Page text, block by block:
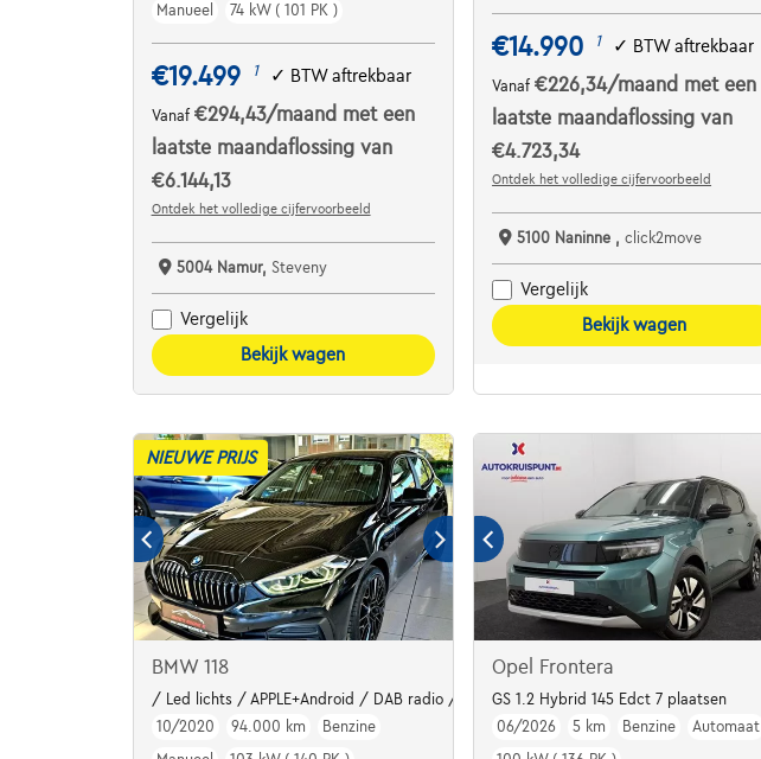
Manueel
74 kW ( 101 PK )
€19.499 1 ✓ BTW aftrekbaar
Vanaf €294,43/maand met een
laatste maandaflossing van
€6.144,13
Ontdek het volledige cijfervoorbeeld
5004 Namur, Steveny
Vergelijk
Bekijk wagen
€14.990 1 ✓ BTW aftrekbaar
Vanaf€226,34/maand met een
laatste maandaflossing van
€4.723,34
Ontdek het volledige cijfervoorbeeld
5100 Naninne ,click2move
Vergelijk
Bekijk wagen
NIEUWE PRIJS
BMW 118
/ Led lichts / APPLE+Android / DAB radio / Garanti
10/2020
94.000 km
Benzine
Opel Frontera
GS 1.2 Hybrid 145 Edct 7 plaatsen
06/2026
5 km Benzine
Automaat